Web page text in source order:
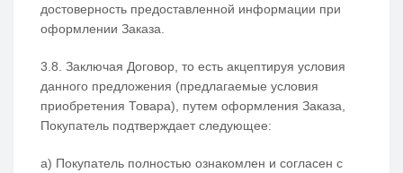
достоверность предоставленной информации при
оформлении Заказа.
3.8. Заключая Договор, то есть акцептируя условия
данного предложения (предлагаемые условия
приобретения Товара), путем оформления Заказа,
Покупатель подтверждает следующее:
а) Покупатель полностью ознакомлен и согласен с